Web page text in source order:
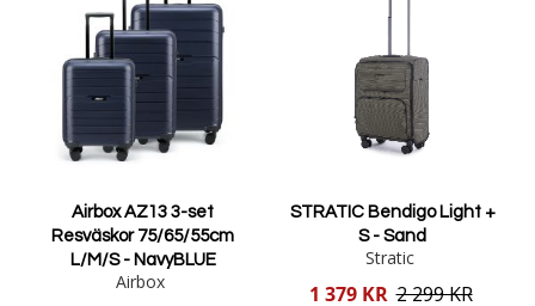
Airbox AZ13 3-set
Resväskor 75/65/55cm
L/M/S - NavyBLUE
Airbox
STRATIC Bendigo Light +
S - Sand
Stratic
Reducerat
1 379 KR 2 299 KR